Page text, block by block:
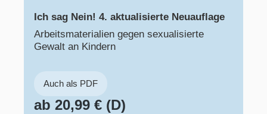
Ich sag Nein! 4. aktualisierte Neuauflage
Arbeitsmaterialien gegen sexualisierte
Gewalt an Kindern
Auch als PDF
ab 20,99 € (D)